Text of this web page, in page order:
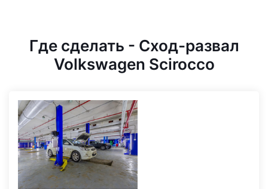
Где сделать - Сход-развал
Volkswagen Scirocco